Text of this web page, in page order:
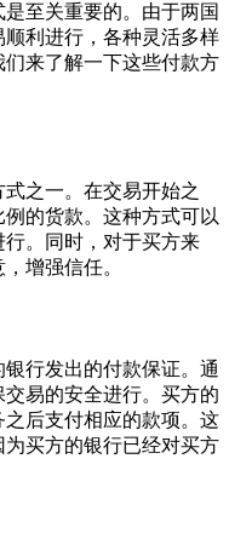
至关重要的。由于两国
利进行，各种灵活多样
来了解一下这些付款方
之一。在交易开始之
的货款。这种方式可以
。同时，对于买方来
增强信任。
行发出的付款保证。通
易的安全进行。买方的
后支付相应的款项。这
买方的银行已经对买方